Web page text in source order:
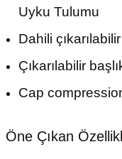
Uyku Tulumu
Dahili
Çıkarılabilir
Cap
Öne Çıkan